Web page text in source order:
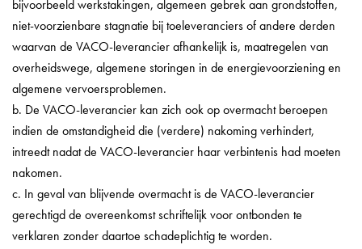
bijvoorbeeld werkstakingen, algemeen gebrek aan grondstoffen,
niet-voorzienbare stagnatie bij toeleveranciers of andere derden
waarvan de VACO-leverancier afhankelijk is, maatregelen van
overheidswege, algemene storingen in de energievoorziening en
algemene vervoersproblemen.
b. De VACO-leverancier kan zich ook op overmacht beroepen
indien de omstandigheid die (verdere) nakoming verhindert,
intreedt nadat de VACO-leverancier haar verbintenis had moeten
nakomen.
c. In geval van blijvende overmacht is de VACO-leverancier
gerechtigd de overeenkomst schriftelijk voor ontbonden te
verklaren zonder daartoe schadeplichtig te worden.